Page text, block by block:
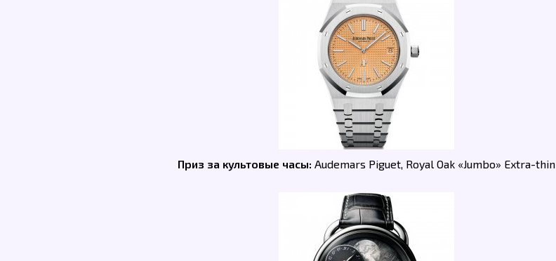
Приз за культовые часы: Audemars Piguet, Royal Oak «Jumbo» Extra-thin